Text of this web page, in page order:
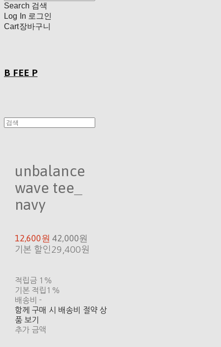
Search 검색
Log In 로그인
Cart장바구니
B FEE P
unbalance
wave tee_
navy
12,600원42,000원
기본 할인 29,400원
적립금 1%
기본 적립 1%
배송비 -
함께 구매 시 배송비 절약 상
품 보기
추가 금액